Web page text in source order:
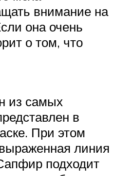
внимание на
она очень
о том, что
из самых
в
При этом
линия
подходит